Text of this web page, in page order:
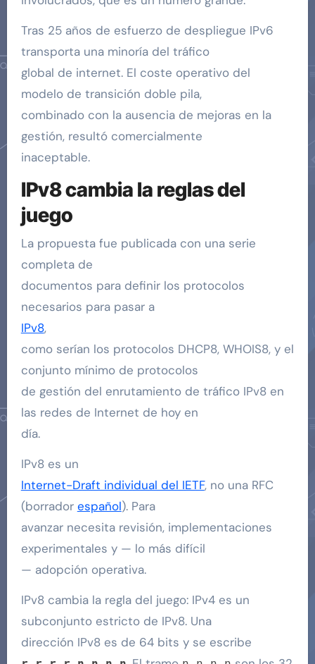
Tras 25 años de esfuerzo de despliegue IPv6
transporta una minoría del tráfico
global de internet. El coste operativo del
modelo de transición doble pila,
combinado con la ausencia de mejoras en la
gestión, resultó comercialmente
inaceptable.
IPv8 cambia la reglas del
juego
La propuesta fue publicada con una serie
completa de
documentos para definir los protocolos
necesarios para pasar a
IPv8,
como serían los protocolos DHCP8, WHOIS8, y el
conjunto mínimo de protocolos
de gestión del enrutamiento de tráfico IPv8 en
las redes de Internet de hoy en
día.
IPv8 es un
Internet-Draft individual del IETF, no una RFC
(borrador español). Para
avanzar necesita revisión, implementaciones
experimentales y — lo más difícil
— adopción operativa.
IPv8 cambia la regla del juego: IPv4 es un
subconjunto estricto de IPv8. Una
dirección IPv8 es de 64 bits y se escribe